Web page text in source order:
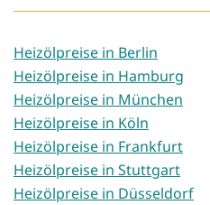
Heizölpreise in Berlin
Heizölpreise in Hamburg
Heizölpreise in München
Heizölpreise in Köln
Heizölpreise in Frankfurt
Heizölpreise in Stuttgart
Heizölpreise in Düsseldorf